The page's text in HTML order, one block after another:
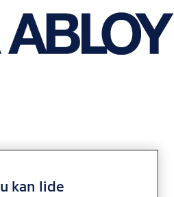
kan lide